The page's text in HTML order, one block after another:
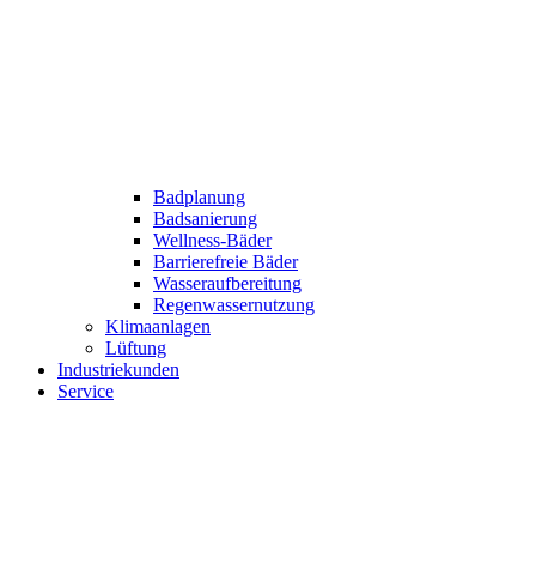
Badplanung
Badsanierung
Wellness-Bäder
Barrierefreie Bäder
Wasseraufbereitung
Regenwassernutzung
Klimaanlagen
Lüftung
Industriekunden
Service